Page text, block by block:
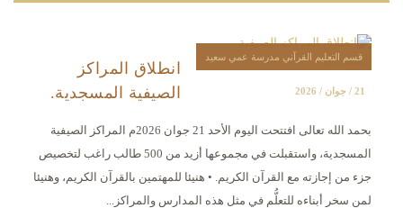
قسم التعليم القرآني مدرسة عمي سعيد
انطلاق المراكز
الصيفية المسجدية.
بحمد الله تعالى افتتحت اليوم الأحد 21 جوان 2026م المراكز الصيفية
المسجدية، واستقبلت في مجموعها أزيد من 500 طالب راغب لتخصيص
جزء من إجازته مع القرآن الكريم. • هنيئا للمهتمين بالقرآن الكريم، وهنيئا
لمن سخر أبناءه للتعلُّم في مثل هذه المدارس والمراكز...